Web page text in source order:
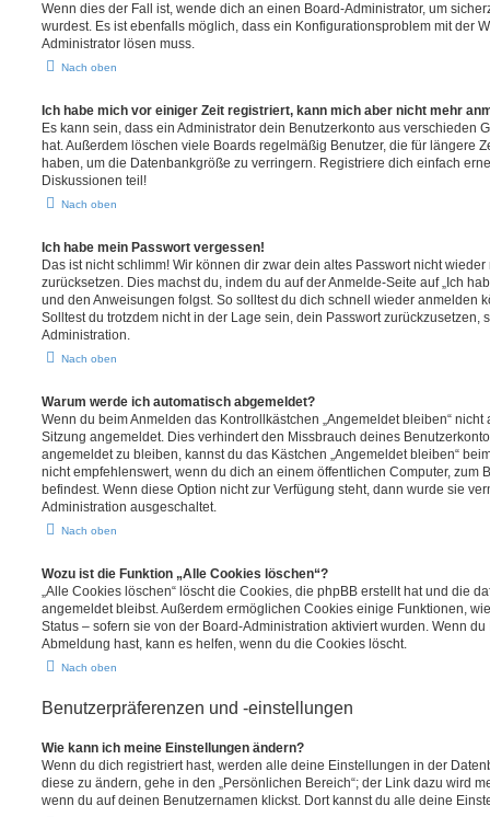
Wenn dies der Fall ist, wende dich an einen Board-Administrator, um
wurdest. Es ist ebenfalls möglich, dass ein Konfigurationsproblem mit der
Administrator lösen muss.
Nach oben
Ich habe mich vor einiger Zeit registriert, kann mich aber nicht mehr
Es kann sein, dass ein Administrator dein Benutzerkonto aus verschieden
hat. Außerdem löschen viele Boards regelmäßig Benutzer, die für längere
haben, um die Datenbankgröße zu verringern. Registriere dich einfach
Diskussionen teil!
Nach oben
Ich habe mein Passwort vergessen!
Das ist nicht schlimm! Wir können dir zwar dein altes Passwort nicht
zurücksetzen. Dies machst du, indem du auf der Anmelde-Seite auf „Ich
und den Anweisungen folgst. So solltest du dich schnell wieder anmelden
Solltest du trotzdem nicht in der Lage sein, dein Passwort zurückzusetzen,
Administration.
Nach oben
Warum werde ich automatisch abgemeldet?
Wenn du beim Anmelden das Kontrollkästchen „Angemeldet bleiben“
Sitzung angemeldet. Dies verhindert den Missbrauch deines
angemeldet zu bleiben, kannst du das Kästchen „Angemeldet bleiben“
nicht empfehlenswert, wenn du dich an einem öffentlichen Computer, zum
befindest. Wenn diese Option nicht zur Verfügung steht, dann wurde sie
Administration ausgeschaltet.
Nach oben
Wozu ist die Funktion „Alle Cookies löschen“?
„Alle Cookies löschen“ löscht die Cookies, die phpBB erstellt hat und die
angemeldet bleibst. Außerdem ermöglichen Cookies einige Funktionen,
Status – sofern sie von der Board-Administration aktiviert wurden. Wenn
Abmeldung hast, kann es helfen, wenn du die Cookies löscht.
Nach oben
Benutzerpräferenzen und -einstellungen
Wie kann ich meine Einstellungen ändern?
Wenn du dich registriert hast, werden alle deine Einstellungen in der
diese zu ändern, gehe in den „Persönlichen Bereich“; der Link dazu wird
wenn du auf deinen Benutzernamen klickst. Dort kannst du alle deine